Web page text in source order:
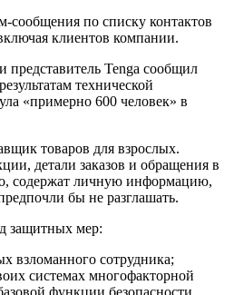
сообщения по списку контактов
клиентов компании.
представитель Tenga сообщил
технической
«примерно 600 человек» в
товаров для взрослых.
детали заказов и обращения в
содержат личную информацию,
бы не разглашать.
защитных мер:
взломанного сотрудника;
системах многофакторной